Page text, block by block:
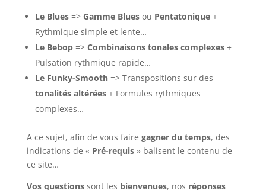
Le Blues=> Gamme Bluesou Pentatonique+
Rythmique simple et lente…
Le Bebop=> Combinaisons tonales complexes+
Pulsation rythmique rapide…
Le Funky-Smooth=> Transpositions sur des
tonalités altérées+ Formules rythmiques
complexes…
A ce sujet, afin de vous faire gagner du temps, des
indications de « Pré-requis» balisent le contenu de
ce site…
Vos questionssont les bienvenues, nos réponses